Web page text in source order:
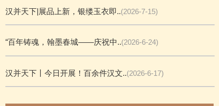
汉并天下|展品上新，银缕玉衣即..(2026-7-15)
“百年铸魂，翰墨春城——庆祝中..(2026-6-24)
汉并天下丨今日开展！百余件汉文..(2026-6-17)